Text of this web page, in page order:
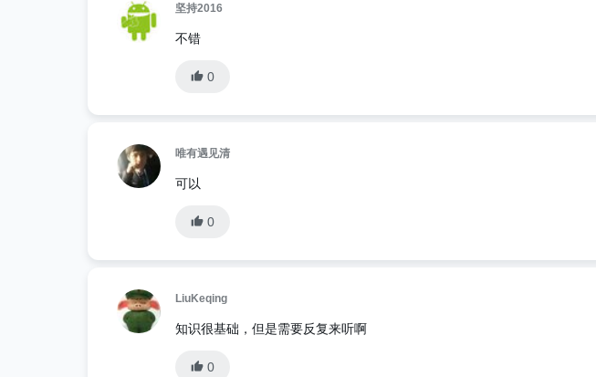
坚持2016
不错
0
唯有遇见清
可以
0
LiuKeqing
知识很基础，但是需要反复来听啊
0